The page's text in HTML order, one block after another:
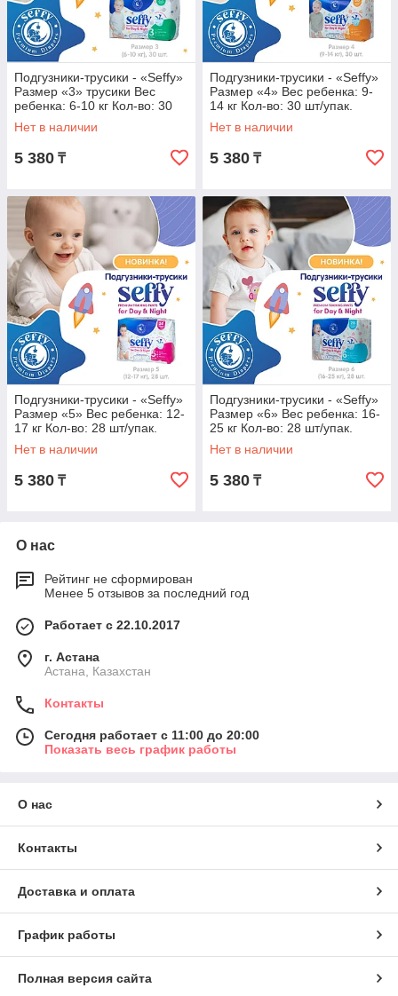
Подгузники-трусики - «Seffy»
Размер «3» трусики Вес
ребенка: 6-10 кг Кол-во: 30
шт/упак.
Нет в наличии
5 380 ₸
Подгузники-трусики - «Seffy»
Размер «4» Вес ребенка: 9-
14 кг Кол-во: 30 шт/упак.
Нет в наличии
5 380 ₸
Подгузники-трусики - «Seffy»
Размер «5» Вес ребенка: 12-
17 кг Кол-во: 28 шт/упак.
Нет в наличии
5 380 ₸
Подгузники-трусики - «Seffy»
Размер «6» Вес ребенка: 16-
25 кг Кол-во: 28 шт/упак.
Нет в наличии
5 380 ₸
О нас
Рейтинг не сформирован
Менее 5 отзывов за последний год
Работает с 22.10.2017
г. Астана
Астана, Казахстан
Контакты
Сегодня работает с 11:00 до 20:00
Показать весь график работы
О нас
Контакты
Доставка и оплата
График работы
Полная версия сайта